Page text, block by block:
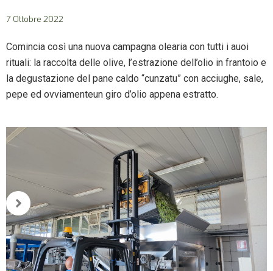
7 Ottobre 2022
Comincia così una nuova campagna olearia con tutti i auoi
rituali: la raccolta delle olive, l’estrazione dell’olio in frantoio e
la degustazione del pane caldo “cunzatu” con acciughe, sale,
pepe ed ovviamenteun giro d’olio appena estratto.